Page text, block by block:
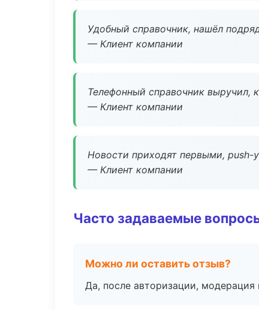
Удобный справочник, нашёл
— Клиент компании
Телефонный справочник выручил,
— Клиент компании
Новости приходят первыми, push-
— Клиент компании
Часто задаваемые
Можно ли оставить отзыв?
Да, после авторизации, модерация